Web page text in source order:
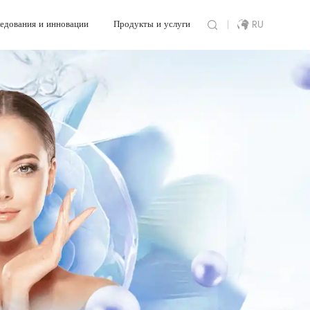
и инновации Продукты и услуги RU
Продукты и услуги